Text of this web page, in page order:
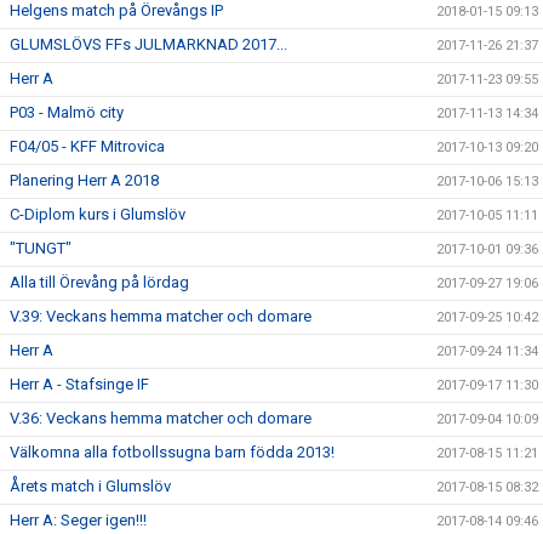
Helgens match på Örevångs IP 2018-01-15 09:13
GLUMSLÖVS FFs JULMARKNAD 2017... 2017-11-26 21:37
Herr A 2017-11-23 09:55
P03 - Malmö city 2017-11-13 14:34
F04/05 - KFF Mitrovica 2017-10-13 09:20
Planering Herr A 2018 2017-10-06 15:13
C-Diplom kurs i Glumslöv 2017-10-05 11:11
"TUNGT" 2017-10-01 09:36
Alla till Örevång på lördag 2017-09-27 19:06
V.39: Veckans hemma matcher och domare 2017-09-25 10:42
Herr A 2017-09-24 11:34
Herr A - Stafsinge IF 2017-09-17 11:30
V.36: Veckans hemma matcher och domare 2017-09-04 10:09
Välkomna alla fotbollssugna barn födda 2013! 2017-08-15 11:21
Årets match i Glumslöv 2017-08-15 08:32
Herr A: Seger igen!!! 2017-08-14 09:46